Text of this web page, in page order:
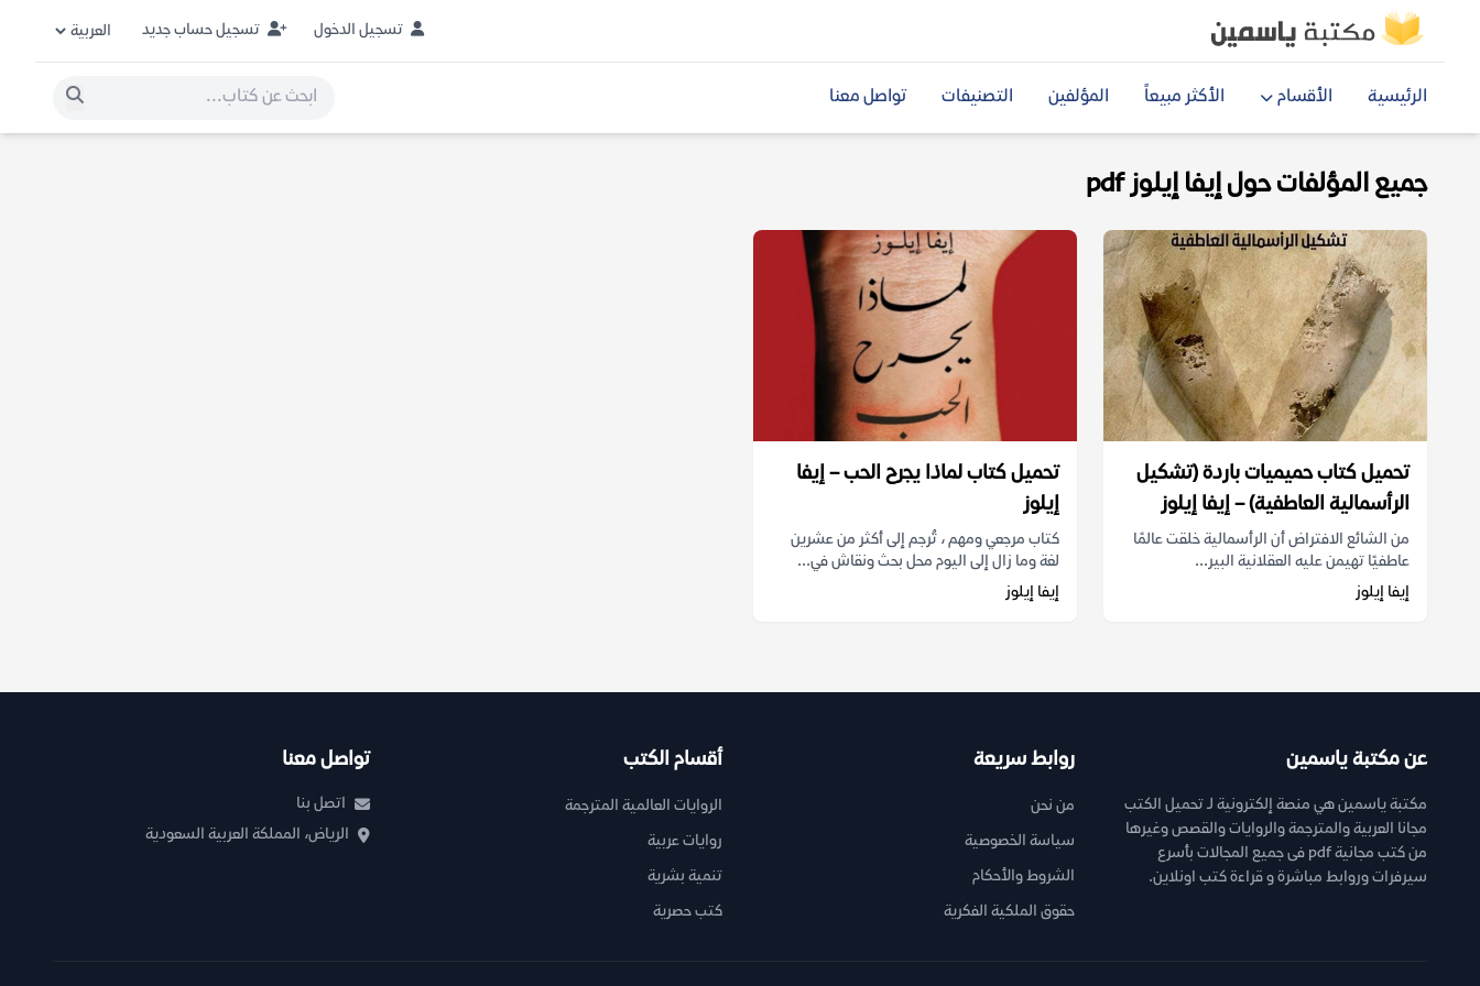
تسجيل الدخول تسجيل حساب جديد
الرئيسية الأقسام الأكثر مبيعاً المؤلفين التصنيفات تواصل معنا
جميع المؤلفات حول إيفا إيلوز pdf
تحميل كتاب حميميات باردة (تشكيل
الرأسمالية العاطفية) – إيفا إيلوز
من الشائع الافتراض أن الرأسمالية خلقت عالمًا
عاطفيًا تهيمن عليه العقلانية البير...
إيفا إيلوز
تحميل كتاب لماذا يجرح الحب – إيفا
إيلوز
كتاب مرجعي ومهم ، تُرجم إلى أكثر من عشرين
لغة وما زال إلى اليوم محل بحث ونقاش في...
إيفا إيلوز
عن مكتبة ياسمين
مكتبة ياسمين هي منصة إلكترونية لـ تحميل الكتب
مجانا العربية والمترجمة والروايات والقصص وغيرها
من كتب مجانية pdf فى جميع المجالات بأسرع
سيرفرات وروابط مباشرة و قراءة كتب اونلاين.
روابط سريعة
من نحن
سياسة الخصوصية
الشروط والأحكام
حقوق الملكية الفكرية
أقسام الكتب
الروايات العالمية المترجمة
روايات عربية
تنمية بشرية
كتب حصرية
تواصل معنا
اتصل بنا
الرياض، المملكة العربية السعودية